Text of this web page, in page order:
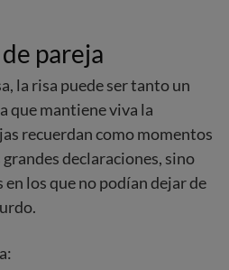
pareja
la risa puede ser tanto un
que mantiene viva la
recuerdan como momentos
declaraciones, sino
los que no podían dejar de